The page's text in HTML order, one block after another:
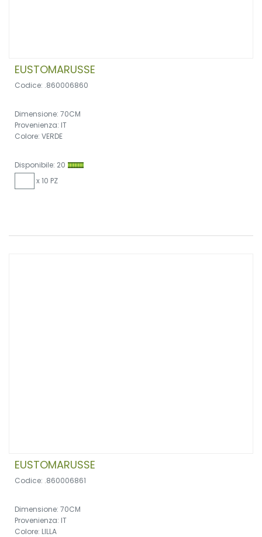
EUSTOMARUSSE
Codice: .860006860
Dimensione: 70CM
Provenienza: IT
Colore: VERDE
Disponibile: 20
x 10 PZ
EUSTOMARUSSE
Codice: .860006861
Dimensione: 70CM
Provenienza: IT
Colore: LILLA